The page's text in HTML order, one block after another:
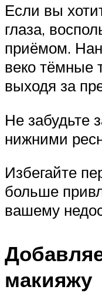
Если вы
глаза,
приёмом.
веко тёмные
выходя за
Не забудьте
нижними
Избегайте
больше
вашему
макияжу